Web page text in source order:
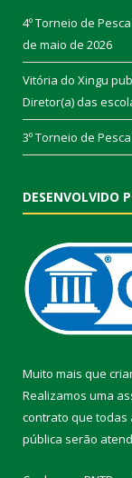
4º Torneio de
de maio de 2026
Vitória do Xingu
Diretor(a) das
3º Torneio de
DESENVOLVIDO
Muito mais que
Realizamos uma
contrato que todas
pública serão